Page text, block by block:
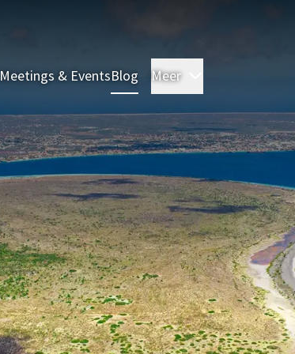
Meetings & EventsBlog Meer